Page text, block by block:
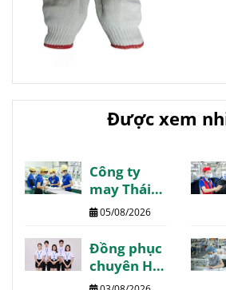
Được xem
Công ty
may Thái
Bình danh
review
chất lượng
05/08/2026
Đồng phục
chuyên Hạ
Long may